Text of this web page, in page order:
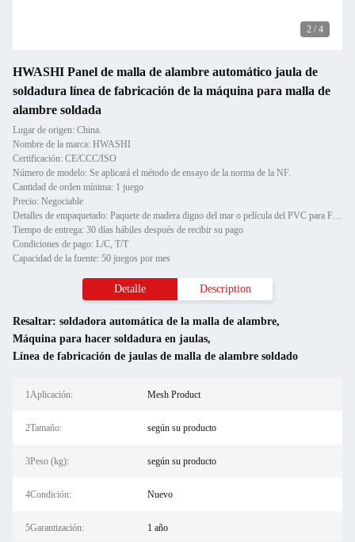
2 / 4
HWASHI Panel de malla de alambre automático jaula de
soldadura línea de fabricación de la máquina para malla de
alambre soldada
Lugar de origen: China.
Nombre de la marca: HWASHI
Certificación: CE/CCC/ISO
Número de modelo: Se aplicará el método de ensayo de la norma de la NF.
Cantidad de orden mínima: 1 juego
Precio: Negociable
Detalles de empaquetado: Paquete de madera digno del mar o película del PVC para FCL
Tiempo de entrega: 30 días hábiles después de recibir su pago
Condiciones de pago: L/C, T/T
Capacidad de la fuente: 50 juegos por mes
Detalle Description
Resaltar: soldadora automática de la malla de alambre,
Máquina para hacer soldadura en jaulas,
Línea de fabricación de jaulas de malla de alambre soldado
1Aplicación: Mesh Product
2Tamaño: según su producto
3Peso (kg): según su producto
4Condición: Nuevo
5Garantización: 1 año